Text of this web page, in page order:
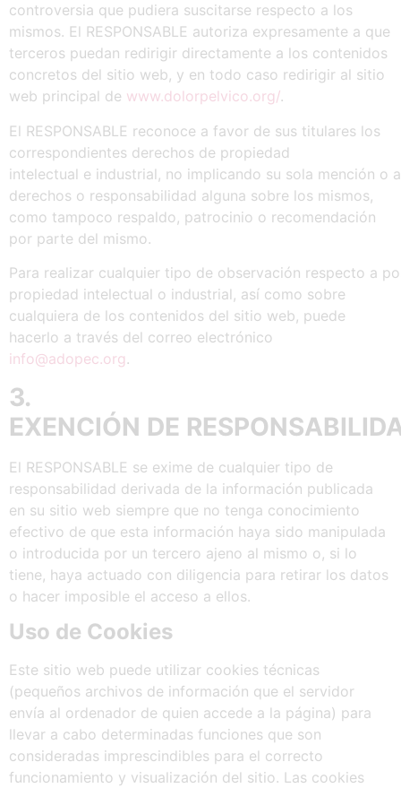
controversia que pudiera suscitarse respecto a los
mismos. El RESPONSABLE autoriza expresamente a que
terceros puedan redirigir directamente a los contenidos
concretos del sitio web, y en todo caso redirigir al sitio
web principal de www.dolorpelvico.org/.
El RESPONSABLE reconoce a favor de sus titulares los
correspondientes derechos de propiedad
intelectual e industrial, no implicando su sola mención o
derechos o responsabilidad alguna sobre los mismos,
como tampoco respaldo, patrocinio o recomendación
por parte del mismo.
Para realizar cualquier tipo de observación respecto a
propiedad intelectual o industrial, así como sobre
cualquiera de los contenidos del sitio web, puede
hacerlo a través del correo electrónico
info@adopec.org.
3.
EXENCIÓN DE
El RESPONSABLE se exime de cualquier tipo de
responsabilidad derivada de la información publicada
en su sitio web siempre que no tenga conocimiento
efectivo de que esta información haya sido manipulada
o introducida por un tercero ajeno al mismo o, si lo
tiene, haya actuado con diligencia para retirar los datos
o hacer imposible el acceso a ellos.
Uso de Cookies
Este sitio web puede utilizar cookies técnicas
(pequeños archivos de información que el servidor
envía al ordenador de quien accede a la página) para
llevar a cabo determinadas funciones que son
consideradas imprescindibles para el correcto
funcionamiento y visualización del sitio. Las cookies